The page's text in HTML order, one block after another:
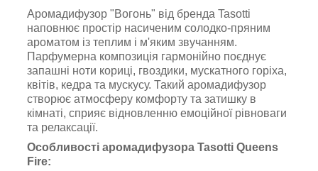
Аромадифузор "Вогонь" від бренда Tasotti
наповнює простір насиченим солодко-пряним
ароматом із теплим і м'яким звучанням.
Парфумерна композиція гармонійно поєднує
запашні ноти кориці, гвоздики, мускатного горіха,
квітів, кедра та мускусу. Такий аромадифузор
створює атмосферу комфорту та затишку в
кімнаті, сприяє відновленню емоційної рівноваги
та релаксації.
Особливості аромадифузора Tasotti Queens
Fire: